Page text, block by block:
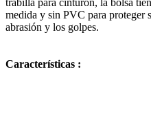
medida y sin PVC para proteger
abrasión y los golpes.
Características :